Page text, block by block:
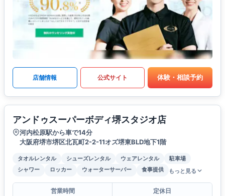
店舗情報 公式サイト 体験・相談予約
アンドゥスーパーボディ堺スタジオ店
河内松原駅から車で14分
大阪府堺市堺区北瓦町2-2-11オズ堺東BLD地下1階
タオルレンタル シューズレンタル ウェアレンタル
駐車場
シャワー
ロッカー ウォーターサーバー 食事提供 もっと見る
営業時間
定休日